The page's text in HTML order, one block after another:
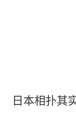
日本相扑其